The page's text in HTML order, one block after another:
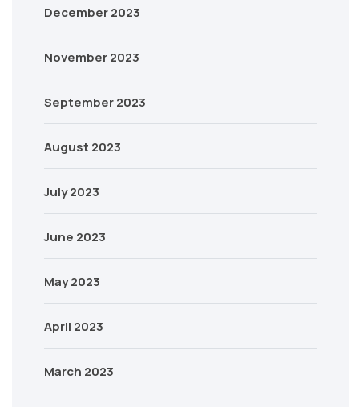
December 2023
November 2023
September 2023
August 2023
July 2023
June 2023
May 2023
April 2023
March 2023